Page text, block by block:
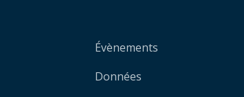
Évènements
Données